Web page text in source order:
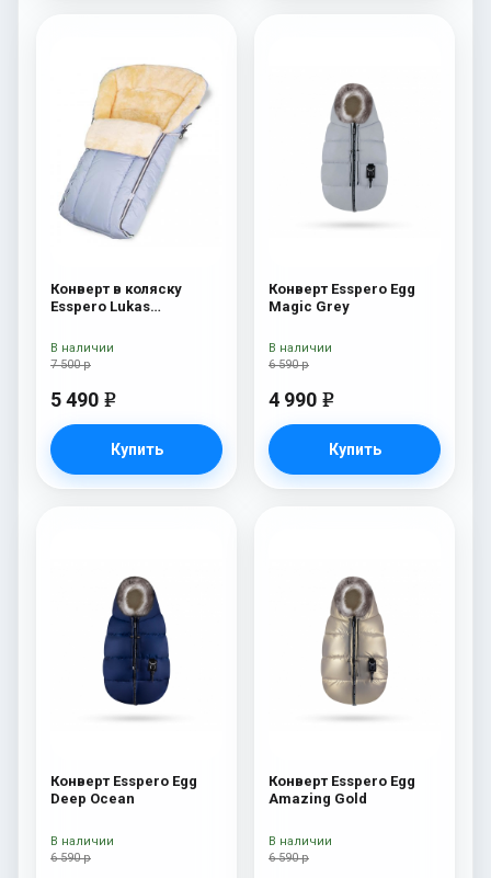
Конверт в коляску
Esspero Lukas
шерсть) Blue Mountain
7 500 р
5 490 e
Купить
В наличии
Конверт Esspero Egg
Magic Grey
6 590 р
4 990 e
Купить
В наличии
Конверт Esspero Egg
Deep Ocean
6 590 р
В наличии
Конверт Esspero Egg
Amazing Gold
6 590 р
В наличии